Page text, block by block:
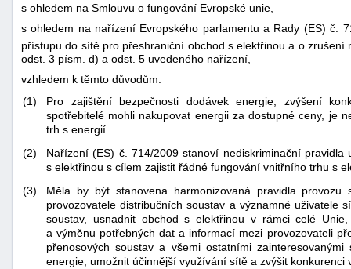
s ohledem na Smlouvu o fungování Evropské unie,
s ohledem na nařízení Evropského parlamentu a Rady (ES) č.
přístupu do sítě pro přeshraniční obchod s elektřinou a o zrušení
odst. 3 písm. d) a odst. 5 uvedeného nařízení,
vzhledem k těmto důvodům:
(1)
Pro zajištění bezpečnosti dodávek energie, zvýšení
spotřebitelé mohli nakupovat energii za dostupné ceny, je
trh s energií.
(2)
Nařízení (ES) č. 714/2009 stanoví nediskriminační
s elektřinou s cílem zajistit řádné fungování vnitřního trhu s
(3)
Měla by být stanovena harmonizovaná pravidla provozu
provozovatele distribučních soustav a významné uživatele
soustav, usnadnit obchod s elektřinou v rámci celé
a výměnu potřebných dat a informací mezi provozovateli
přenosových soustav a všemi ostatními
energie, umožnit účinnější využívání sítě a zvýšit konkurenci
náhrady